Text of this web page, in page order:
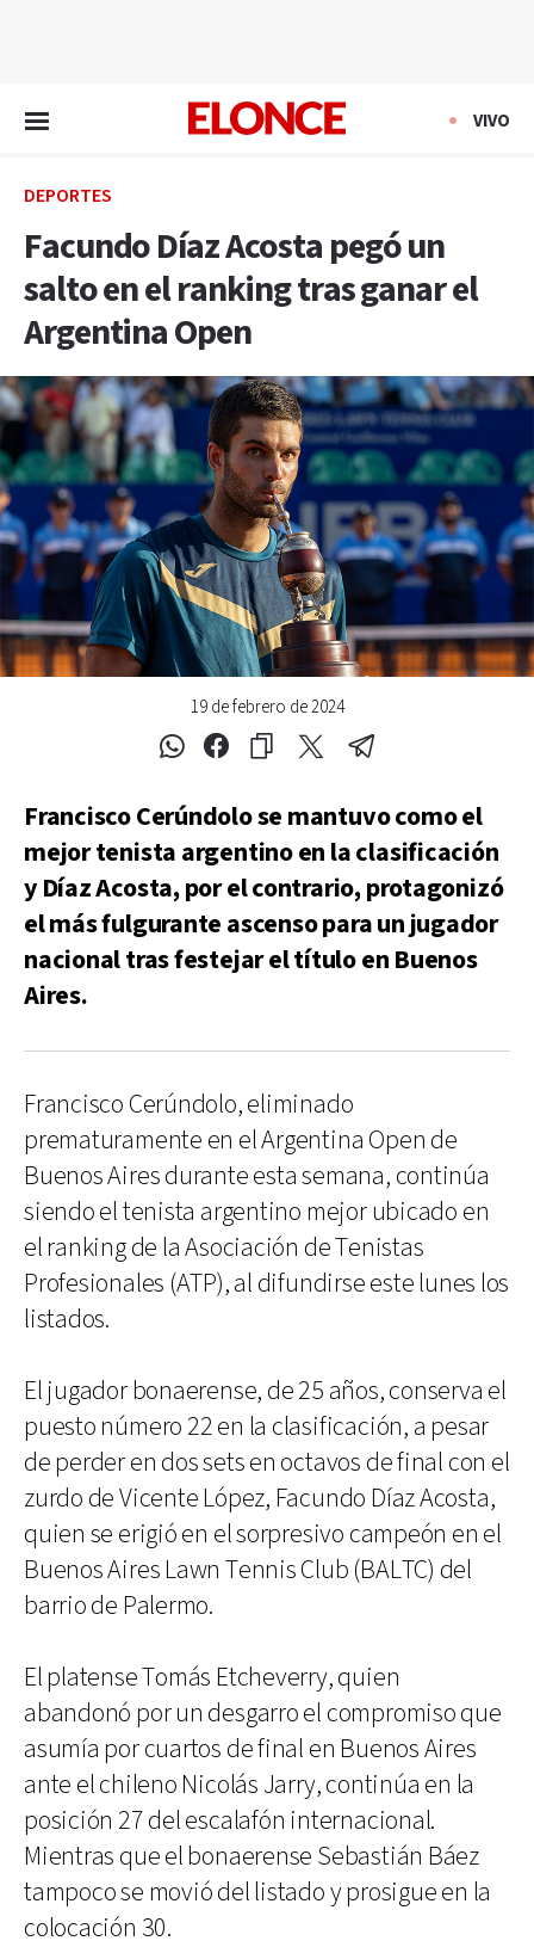
VIVO
DEPORTES
Facundo Díaz Acosta pegó un
salto en el ranking tras ganar el
Argentina Open
19 de febrero de 2024
Francisco Cerúndolo se mantuvo como el
mejor tenista argentino en la clasificación
y Díaz Acosta, por el contrario, protagonizó
el más fulgurante ascenso para un jugador
nacional tras festejar el título en Buenos
Aires.
Francisco Cerúndolo, eliminado
prematuramente en el Argentina Open de
Buenos Aires durante esta semana, continúa
siendo el tenista argentino mejor ubicado en
el ranking de la Asociación de Tenistas
Profesionales (ATP), al difundirse este lunes los
listados.
El jugador bonaerense, de 25 años, conserva el
puesto número 22 en la clasificación, a pesar
de perder en dos sets en octavos de final con el
zurdo de Vicente López, Facundo Díaz Acosta,
quien se erigió en el sorpresivo campeón en el
Buenos Aires Lawn Tennis Club (BALTC) del
barrio de Palermo.
El platense Tomás Etcheverry, quien
abandonó por un desgarro el compromiso que
asumía por cuartos de final en Buenos Aires
ante el chileno Nicolás Jarry, continúa en la
posición 27 del escalafón internacional.
Mientras que el bonaerense Sebastián Báez
tampoco se movió del listado y prosigue en la
colocación 30.